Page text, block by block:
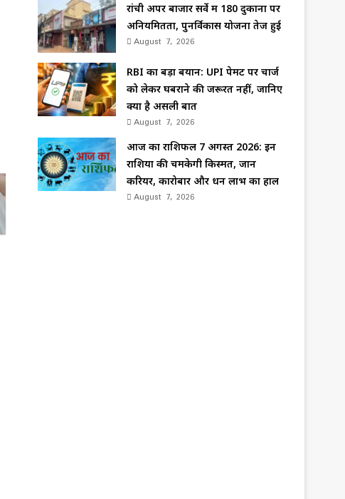
रांची अपर बाजार सर्वे में 180 दुकानों पर
अनियमितता, पुनर्विकास योजना तेज हुई
August 7, 2026
RBI का बड़ा बयान: UPI पेमेंट पर चार्ज
को लेकर घबराने की जरूरत नहीं, जानिए
क्या है असली बात
August 7, 2026
आज का राशिफल 7 अगस्त 2026: इन
राशियों की चमकेगी किस्मत, जानें
करियर, कारोबार और धन लाभ का हाल
August 7, 2026